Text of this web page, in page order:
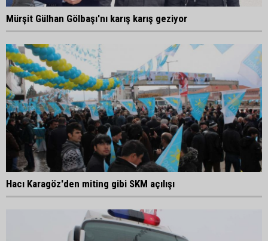
Mürşit Gülhan Gölbaşı'nı karış karış geziyor
Hacı Karagöz'den miting gibi SKM açılışı